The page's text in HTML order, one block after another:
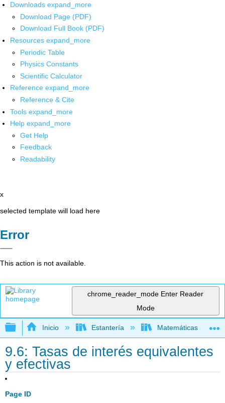
Downloads expand_more
Download Page (PDF)
Download Full Book (PDF)
Resources expand_more
Periodic Table
Physics Constants
Scientific Calculator
Reference expand_more
Reference & Cite
Tools expand_more
Help expand_more
Get Help
Feedback
Readability
x
selected template will load here
Error
This action is not available.
chrome_reader_mode Enter Reader
Mode
Expandir/contraer jerarquía global
Inicio Estantería Matemáticas
9.6: Tasas de interés equivalentes
y efectivas
Page ID